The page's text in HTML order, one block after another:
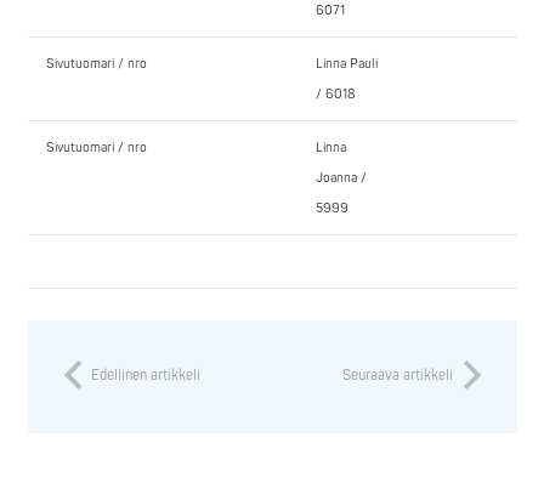
6071
Sivutuomari / nro
Linna Pauli
/ 6018
Sivutuomari / nro
Linna
Joanna /
5999
Edellinen artikkeli Seuraava artikkeli